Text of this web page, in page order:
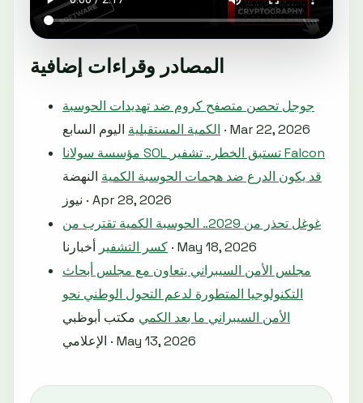
المصادر وقراءات إضافية
جوجل تحصن متصفح كروم ضد تهديدات الحوسبة
الكمية المستقبلية اليوم السابع · Mar 22, 2026
مؤسسة سولانا SOL تستبق الخطر.. تشفير Falcon
قد يكون الدرع ضد هجمات الحوسبة الكمية النهضة
نيوز · Apr 28, 2026
غوغل تحذر من 2029.. الحوسبة الكمية تقترب من
كسر التشفير أخبارنا · May 18, 2026
مجلس الأمن السيبراني يتعاون مع مجلس أبحاث
التكنولوجيا المتطورة لدعم التحول الوطني نحو
الأمن السيبراني ما بعد الكمي مكتب أبوظبي
الإعلامي · May 13, 2026